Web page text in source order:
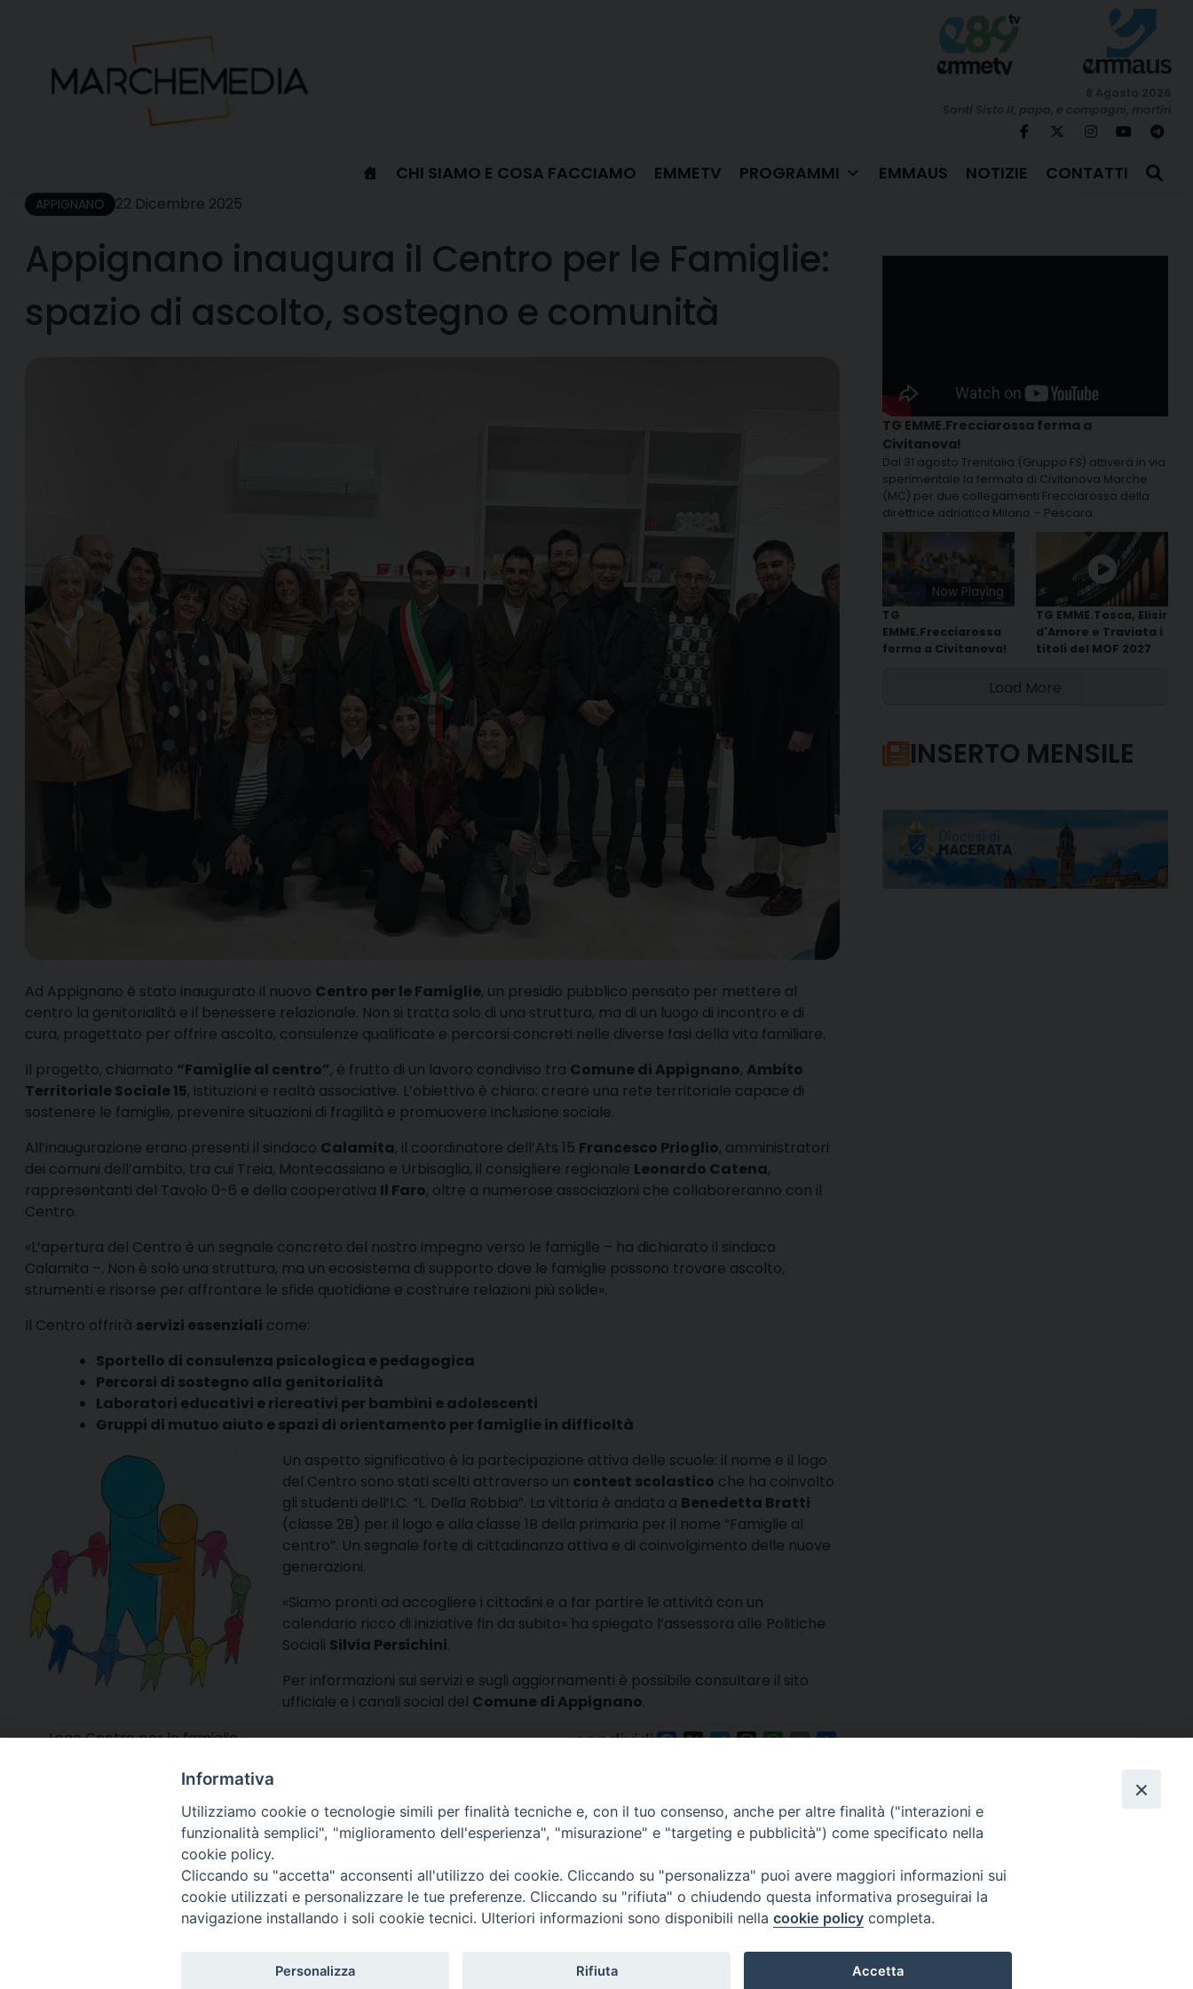
CHI SIAMO E COSA FACCIAMO EMMETV PROGRAMMI EMMAUS NOTIZIE CONTATTI
APPIGNANO 22 Dicembre 2025
Appignano inaugura il Centro per le Famiglie:
spazio di ascolto, sostegno e comunità
Ad Appignano è stato inaugurato il nuovo Centro per le Famiglie, un presidio pubblico pensato per mettere al
centro la genitorialità e il benessere relazionale. Non si tratta solo di una struttura, ma di un luogo di incontro e di
cura, progettato per offrire ascolto, consulenze qualificate e percorsi concreti nelle diverse fasi della vita familiare.
Il progetto, chiamato “Famiglie al centro”, è frutto di un lavoro condiviso tra Comune di Appignano, Ambito
Territoriale Sociale 15, istituzioni e realtà associative. L’obiettivo è chiaro: creare una rete territoriale capace di
sostenere le famiglie, prevenire situazioni di fragilità e promuovere inclusione sociale.
All’inaugurazione erano presenti il sindaco Calamita, il coordinatore dell’Ats 15 Francesco Prioglio, amministratori
dei comuni dell’ambito, tra cui Treia, Montecassiano e Urbisaglia, il consigliere regionale Leonardo Catena,
rappresentanti del Tavolo 0-6 e della cooperativa Il Faro, oltre a numerose associazioni che collaboreranno con il
Centro.
«L’apertura del Centro è un segnale concreto del nostro impegno verso le famiglie – ha dichiarato il sindaco
Calamita –. Non è solo una struttura, ma un ecosistema di supporto dove le famiglie possono trovare ascolto,
strumenti e risorse per affrontare le sfide quotidiane e costruire relazioni più solide».
Il Centro offrirà servizi essenziali come:
Sportello di consulenza psicologica e pedagogica
Percorsi di sostegno alla genitorialità
Laboratori educativi e ricreativi per bambini e adolescenti
Gruppi di mutuo aiuto e spazi di orientamento per famiglie in difficoltà
Logo Centro per le famiglie
classe 2B IC Della Robbia
Un aspetto significativo è la partecipazione attiva delle scuole: il nome e il logo
del Centro sono stati scelti attraverso un contest scolastico che ha coinvolto
gli studenti dell’I.C. “L. Della Robbia”. La vittoria è andata a Benedetta Bratti
(classe 2B) per il logo e alla classe 1B della primaria per il nome “Famiglie al
centro”. Un segnale forte di cittadinanza attiva e di coinvolgimento delle nuove
generazioni.
«Siamo pronti ad accogliere i cittadini e a far partire le attività con un
calendario ricco di iniziative fin da subito» ha spiegato l’assessora alle Politiche
Sociali Silvia Persichini.
Per informazioni sui servizi e sugli aggiornamenti è possibile consultare il sito
ufficiale e i canali social del Comune di Appignano.
condividi Facebook
X Telegram
Threads
WhatsApp
EmailCondividi
TG EMME.Frecciarossa ferma a
Civitanova!
Dal 31 agosto Trenitalia (Gruppo FS) attiverà in via
sperimentale la fermata di Civitanova Marche
(MC) per due collegamenti Frecciarossa della
direttrice adriatica Milano – Pescara.
Now Playing
TG
EMME.Frecciarossa
ferma a Civitanova!
TG EMME.Tosca, Elisir
d'Amore e Traviata i
titoli del MOF 2027
Load More
INSERTO MENSILE
Registrazione Trib. di Macerata: N. 2329/17 del 26/05/2017
Direttore Responsabile: Tiziana Tiberi
Direttore Editoriale: Piero Chinellato
Whatsapp: 3314121971
© 2025 MarcheMedia s.c. – Via Cincinelli 4 – 62100 Macerata
Partita IVA: 01337550436 |
Informativa
Utilizziamo cookie o tecnologie simili per finalità tecniche e, con il tuo consenso, anche per altre finalità ("interazioni e
funzionalità semplici", "miglioramento dell'esperienza", "misurazione" e "targeting e pubblicità") come specificato nella
cookie policy.
Cliccando su "accetta" acconsenti all'utilizzo dei cookie. Cliccando su "personalizza" puoi avere maggiori informazioni sui
cookie utilizzati e personalizzare le tue preferenze. Cliccando su "rifiuta" o chiudendo questa informativa proseguirai la
navigazione installando i soli cookie tecnici. Ulteriori informazioni sono disponibili nella cookie policy completa.
Personalizza Rifiuta Accetta